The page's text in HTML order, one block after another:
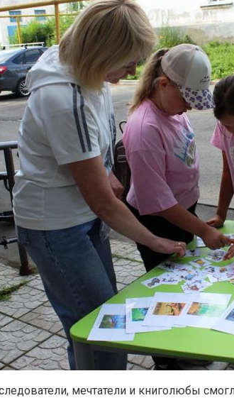
мечтатели и книголюбы